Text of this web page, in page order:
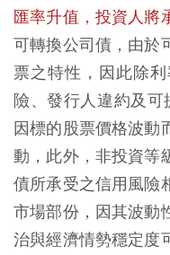
匯率升值，投資人將
可轉換公司債，由於
票之特性，因此除
險、發行人違約及
因標的股票價格波動
動，此外，非投資等
債所承受之信用風險
市場部份，因其波動
治與經濟情勢穩定度